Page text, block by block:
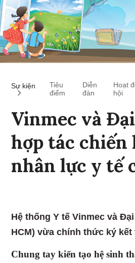
Sự kiện
Tiêu
điểm
Diễn
đàn
Hoạt
hội
Vinmec và
hợp tác
nhân lực y tế
Hệ thống Y tế Vinmec và
HCM) vừa chính thức ký
Chung tay kiến tạo hệ sinh